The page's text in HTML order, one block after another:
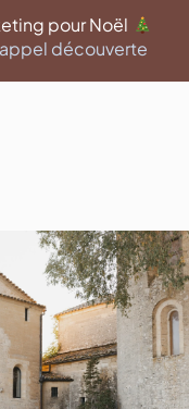
pour Noël
appel découverte